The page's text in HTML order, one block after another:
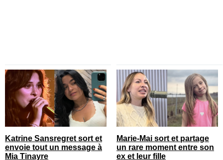
Katrine Sansregret sort et
envoie tout un message à
Mia Tinayre
Marie-Mai sort et partage
un rare moment entre son
ex et leur fille